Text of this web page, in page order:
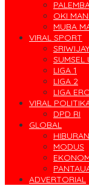
OKI
MUBA
VIRAL SPORT
SUMSEL
LIGA 1
LIGA 2
LIGA
VIRAL
DPD RI
GLOBAL
HIBURAN
MODUS
ADVERTORIAL